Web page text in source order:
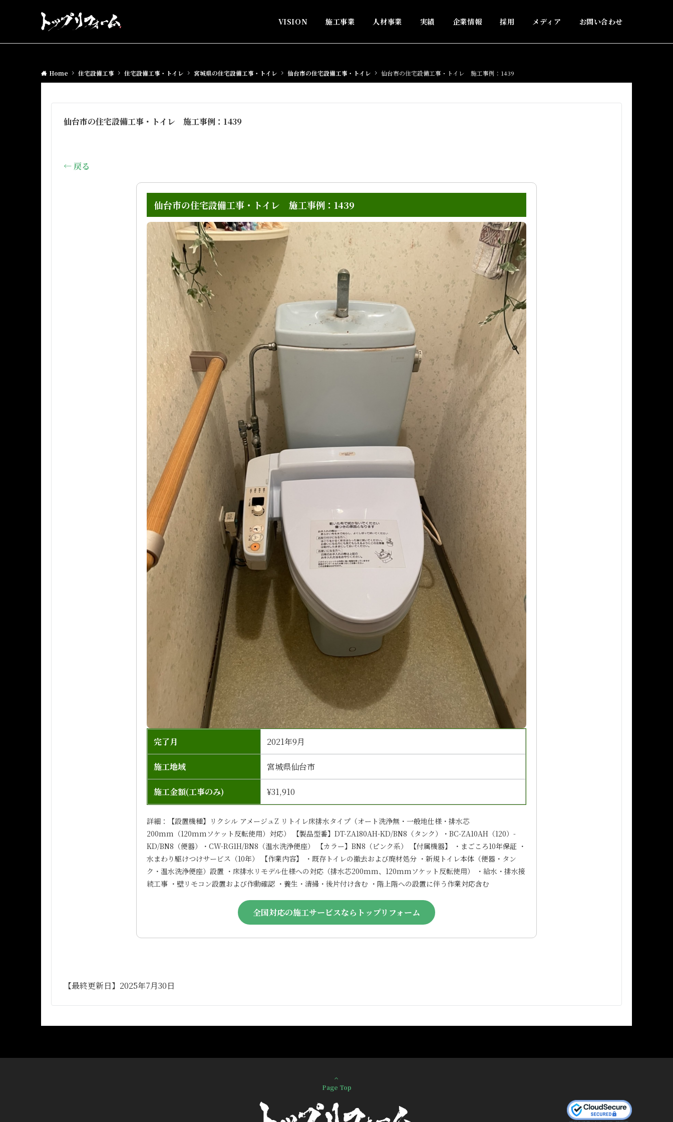
VISION 施工事業 人材事業 実績 企業情報 採用 メディア お問い合わせ
Home 住宅設備工事 住宅設備工事・トイレ 宮城県の住宅設備工事・トイレ 仙台市の住宅設備工事・トイレ 仙台市の住宅設備工事・トイレ 施工事例：1439
仙台市の住宅設備工事・トイレ 施工事例：1439
← 戻る
仙台市の住宅設備工事・トイレ 施工事例：1439
完了月 2021年9月
施工地域 宮城県仙台市
施工金額(工事のみ) ¥31,910
詳細：【設置機種】リクシル アメージュZ リトイレ床排水タイプ（オート洗浄無・一般地仕様・排水芯
200mm（120mmソケット反転使用）対応） 【製品型番】DT-ZA180AH-KD/BN8（タンク）・BC-ZA10AH（120）-
KD/BN8（便器）・CW-RG1H/BN8（温水洗浄便座） 【カラー】BN8（ピンク系） 【付属機器】 ・まごころ10年保証 ・
水まわり駆けつけサービス（10年） 【作業内容】 ・既存トイレの撤去および廃材処分 ・新規トイレ本体（便器・タン
ク・温水洗浄便座）設置 ・床排水リモデル仕様への対応（排水芯200mm、120mmソケット反転使用） ・給水・排水接
続工事 ・壁リモコン設置および作動確認 ・養生・清掃・後片付け含む ・階上階への設置に伴う作業対応含む
全国対応の施工サービスならトップリフォーム
【最終更新日】2025年7月30日
Page Top